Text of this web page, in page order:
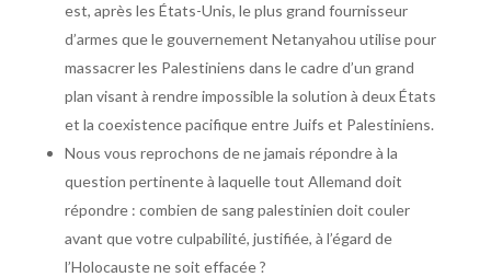
est, après les États-Unis, le plus grand fournisseur
d’armes que le gouvernement Netanyahou utilise pour
massacrer les Palestiniens dans le cadre d’un grand
plan visant à rendre impossible la solution à deux États
et la coexistence pacifique entre Juifs et Palestiniens.
Nous vous reprochons de ne jamais répondre à la
question pertinente à laquelle tout Allemand doit
répondre : combien de sang palestinien doit couler
avant que votre culpabilité, justifiée, à l’égard de
l’Holocauste ne soit effacée ?